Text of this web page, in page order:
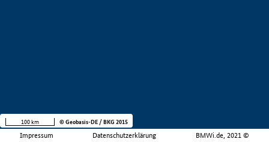
Impressum Datenschutzerklärung BMWi.de, 2021 ©
100 km © Geobasis-DE / BKG 2015